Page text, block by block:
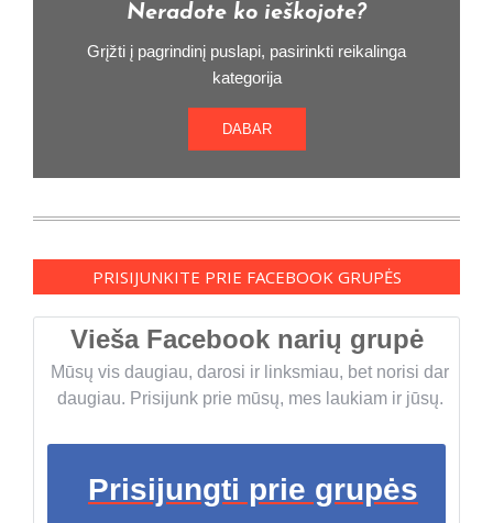
Neradote ko ieškojote?
Grįžti į pagrindinį puslapi, pasirinkti reikalinga
kategorija
DABAR
PRISIJUNKITE PRIE FACEBOOK GRUPĖS
Vieša Facebook narių grupė
Mūsų vis daugiau, darosi ir linksmiau, bet norisi dar
daugiau. Prisijunk prie mūsų, mes laukiam ir jūsų.
Prisijungti prie grupės